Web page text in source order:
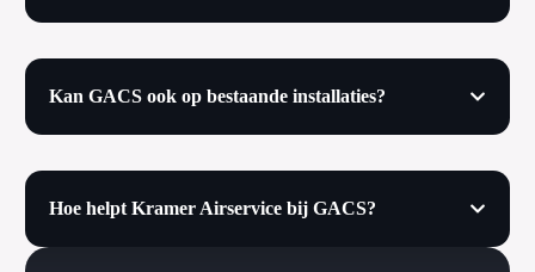
Kan GACS ook op bestaande installaties?
Hoe helpt Kramer Airservice bij GACS?